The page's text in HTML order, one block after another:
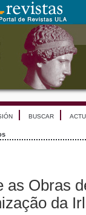
BUSCAR
as Obras
da